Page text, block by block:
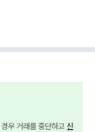
우 거래를 중단하고 신